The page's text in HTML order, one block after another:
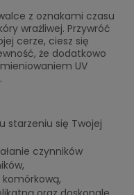
z oznakami czasu
wrażliwej. Przywróć
cerze, ciesz się
że dodatkowo
UV
starzeniu się Twojej
czynników